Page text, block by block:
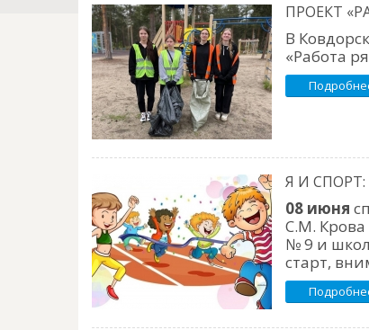
ПРОЕКТ
В
«Работа
Я И
08 июня
С.М. Крова
№ 9 и
старт,